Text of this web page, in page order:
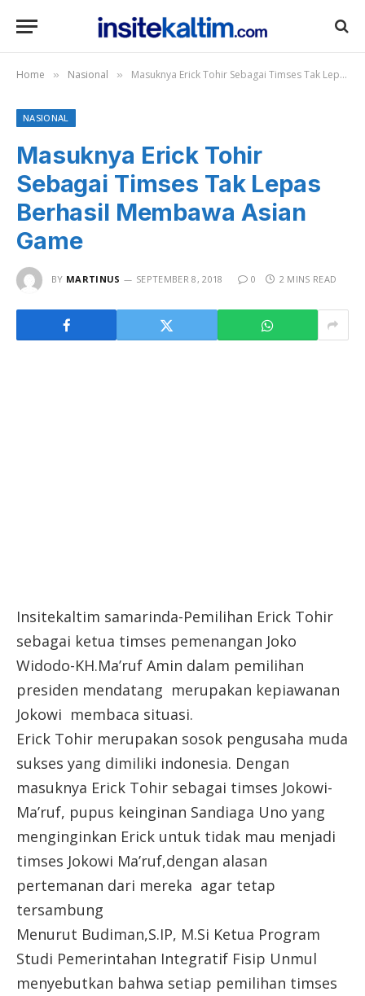
Home » Nasional » Masuknya Erick Tohir Sebagai Timses Tak Lepas Berhasil Membawa Asian Game
NASIONAL
Masuknya Erick Tohir
Sebagai Timses Tak Lepas
Berhasil Membawa Asian
Game
BY MARTINUS SEPTEMBER 8, 2018 0 2 MINS READ
Insitekaltim samarinda-Pemilihan Erick Tohir
sebagai ketua timses pemenangan Joko
Widodo-KH.Ma’ruf Amin dalam pemilihan
presiden mendatang merupakan kepiawanan
Jokowi membaca situasi.
Erick Tohir merupakan sosok pengusaha muda
sukses yang dimiliki indonesia. Dengan
masuknya Erick Tohir sebagai timses Jokowi-
Ma’ruf, pupus keinginan Sandiaga Uno yang
menginginkan Erick untuk tidak mau menjadi
timses Jokowi Ma’ruf,dengan alasan
pertemanan dari mereka agar tetap
tersambung
Menurut Budiman,S.IP, M.Si Ketua Program
Studi Pemerintahan Integratif Fisip Unmul
menyebutkan bahwa setiap pemilihan timses